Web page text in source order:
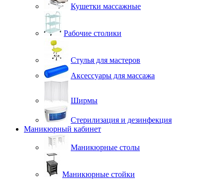
Кушетки массажные
Рабочие столики
Стулья для мастеров
Аксессуары для массажа
Ширмы
Стерилизация и дезинфекция
Маникюрный кабинет
Маникюрные столы
Маникюрные стойки